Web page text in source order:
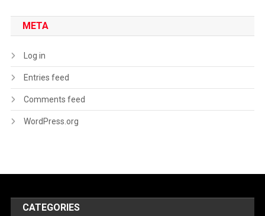
META
Log in
Entries feed
Comments feed
WordPress.org
CATEGORIES